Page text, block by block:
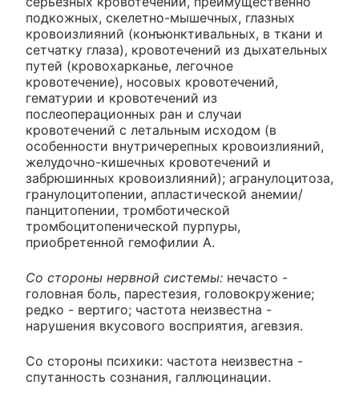
подкожных, скелетно-мышечных, глазных
кровоизлияний (конъюнктивальных, в ткани и
сетчатку глаза), кровотечений из дыхательных
путей (кровохарканье, легочное
кровотечение), носовых кровотечений,
гематурии и кровотечений из
послеоперационных ран и случаи
кровотечений с летальным исходом (в
особенности внутричерепных кровоизлияний,
желудочно-кишечных кровотечений и
забрюшинных кровоизлияний); агранулоцитоза,
гранулоцитопении, апластической анемии/
панцитопении, тромботической
тромбоцитопенической пурпуры,
приобретенной гемофилии А.
Со стороны нервной системы: нечасто -
головная боль, парестезия, головокружение;
редко - вертиго; частота неизвестна -
нарушения вкусового восприятия, агевзия.
Со стороны психики: частота неизвестна -
спутанность сознания, галлюцинации.